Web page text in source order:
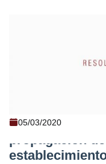
05/03/2020
GUAYAQUIL -
propagación